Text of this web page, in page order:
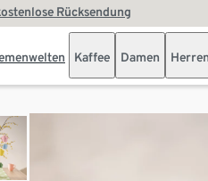
Rücksendung
Kaffee Damen Herren